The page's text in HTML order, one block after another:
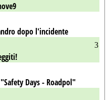
dopo l'incidente
3
Days - Roadpol"